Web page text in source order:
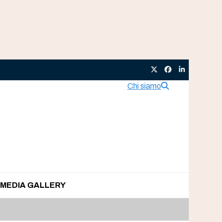
TwitterFacebook
LinkedIn
Chi siamo
MEDIA GALLERY